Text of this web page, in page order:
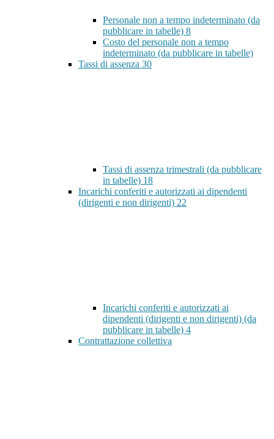
Personale non a tempo indeterminato (da
pubblicare in tabelle) 8
Costo del personale non a tempo
indeterminato (da pubblicare in tabelle)
Tassi di assenza 30
Tassi di assenza trimestrali (da pubblicare
in tabelle) 18
Incarichi conferiti e autorizzati ai dipendenti
(dirigenti e non dirigenti) 22
Incarichi conferiti e autorizzati ai
dipendenti (dirigenti e non dirigenti) (da
pubblicare in tabelle) 4
Contrattazione collettiva